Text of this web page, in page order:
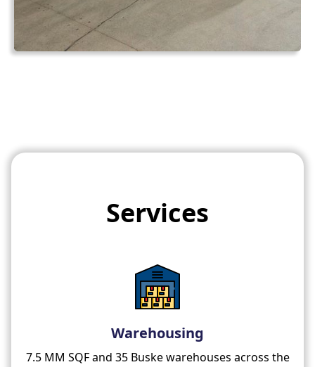
Services
Warehousing
7.5 MM SQF and 35 Buske warehouses across the